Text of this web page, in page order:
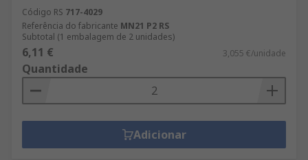
Código RS 717-4029
Referência do fabricante MN21 P2 RS
Subtotal (1 embalagem de 2 unidades)
6,11 € 3,055 €/unidade
Quantidade
Adicionar